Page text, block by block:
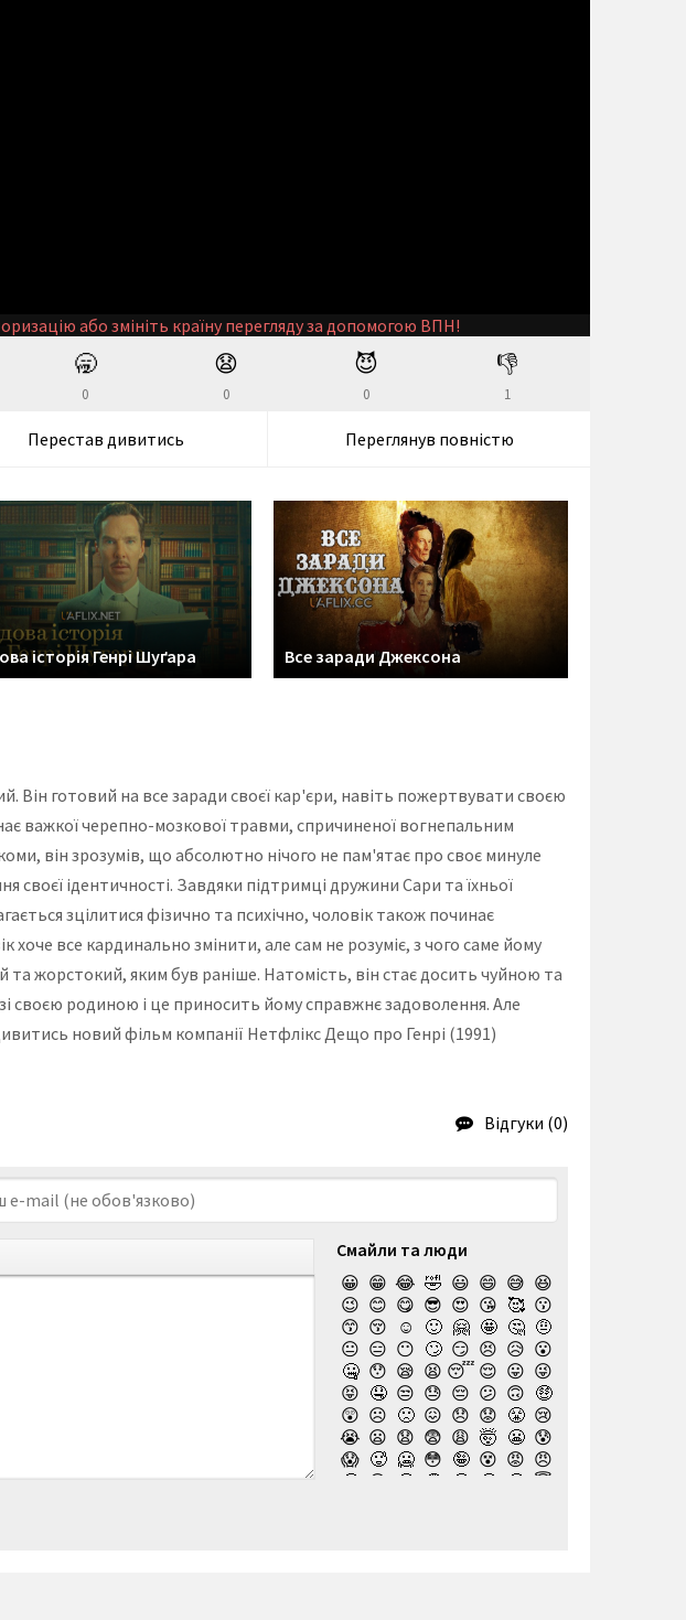
або змініть країну перегляду за допомогою ВПН!
🥱
0
😧
0
😈
0
👎
1
Перестав дивитись Переглянув повністю
історія Генрі Шуґара Все заради Джексона
готовий на все заради своєї кар'єри, навіть пожертвувати своєю
важкої черепно-мозкової травми, спричиненої вогнепальним
він зрозумів, що абсолютно нічого не пам'ятає про своє минуле
ідентичності. Завдяки підтримці дружини Сари та їхньої
зцілитися фізично та психічно, чоловік також починає
все кардинально змінити, але сам не розуміє, з чого саме йому
жорстокий, яким був раніше. Натомість, він стає досить чуйною та
своєю родиною і це приносить йому справжнє задоволення. Але
новий фільм компанії Нетфлікс Дещо про Генрі (1991)
Відгуки (0)
Смайли та люди
😀 😁 😂 🤣 😃 😄 😅 😆
😉 😊 😋 😎 😍 😘 🥰 😗
😙 😚 ☺️ 🙂 🤗 🤩 🤔 🤨
😐 😑 😶 🙄 😏 😣 😥 😮
🤐 😯 😪 😫 😴 😌 😛 😜
😝 🤤 😒 😓 😔 😕 🙃 🤑
😲 ☹️ 🙁 😖 😞 😟 😤 😢
😭 😦 😧 😨 😩 🤯 😬 😰
😱 🥵 🥶 😳 🤪 😵 😡 😠
🤬
😷 🤒 🤕 🤢 🤮 🤧 😇